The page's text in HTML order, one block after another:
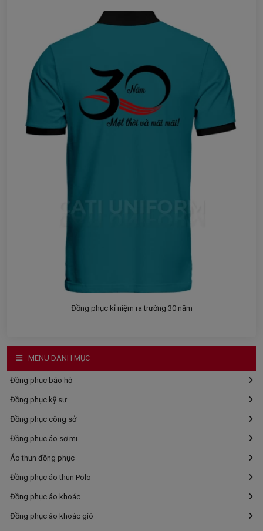
Đồng phục kỉ niệm ra trường 30 năm
MENU DANH MỤC
Đồng phục bảo hộ
Đồng phục kỹ sư
Đồng phục công sở
Đồng phục áo sơ mi
Áo thun đồng phục
Đồng phục áo thun Polo
Đồng phục áo khoác
Đồng phục áo khoác gió